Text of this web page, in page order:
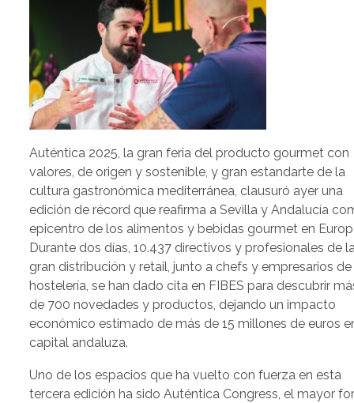
Auténtica 2025, la gran feria del producto gourmet con
valores, de origen y sostenible, y gran estandarte de la
cultura gastronómica mediterránea, clausuró ayer una
edición de récord que reafirma a Sevilla y Andalucía
epicentro de los alimentos y bebidas gourmet en
Durante dos días, 10.437 directivos y profesionales de
gran distribución y retail, junto a chefs y empresarios de
hostelería, se han dado cita en FIBES para descubrir
de 700 novedades y productos, dejando un impacto
económico estimado de más de 15 millones de euros
capital andaluza.
Uno de los espacios que ha vuelto con fuerza en esta
tercera edición ha sido Auténtica Congress, el mayor